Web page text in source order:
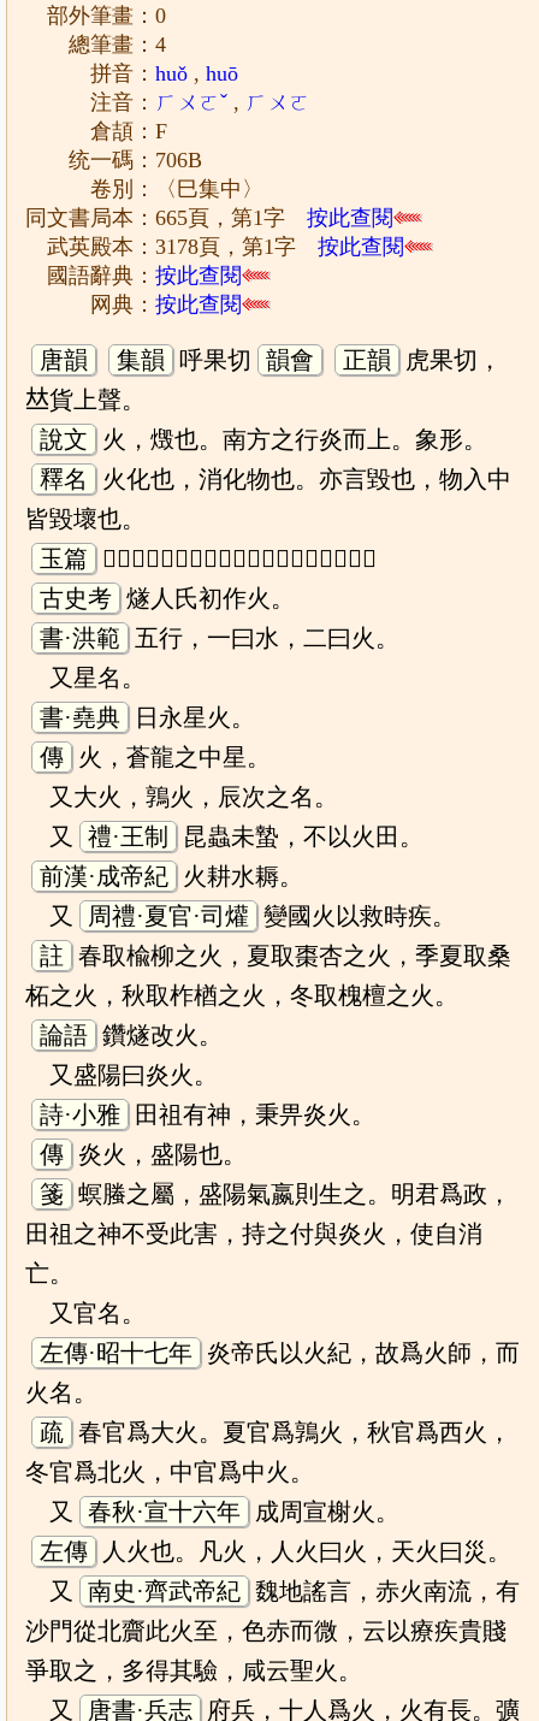
部外筆畫：0
總筆畫：4
拼音：huǒ ,huō
注音： ㄏㄨㄛˇ , ㄏㄨㄛ
倉頡：F
统一碼：706B
卷別：〈巳集中〉
同文書局本：665頁，第1字按此查閱
武英殿本：3178頁，第1字按此查閱
國語辭典：按此查閱
网典：按此查閱
唐韻 集韻 呼果切 韻會 正韻
虎果切，
𠀤貨上聲。
說文
火，燬也。南方之行炎而上。象形。
釋名
火化也，消化物也。亦言毀也，物入中
皆毀壞也。
玉篇
𤆄者，化也，隨也，陽氣用事萬物變隨也。
古史考 燧人氏初作火。
書·洪範
五行，一曰水，二曰火。
又星名。
書·堯典
日永星火。
傳
火，蒼龍之中星。
又大火，鶉火，辰次之名。
又
禮·王制
昆蟲未蟄，不以火田。
前漢·成帝紀
火耕水耨。
又
周禮·夏官·司爟 變國火以救時疾。
註 春取楡柳之火，夏取棗杏之火，季夏取桑
柘之火，秋取柞楢之火，冬取槐檀之火。
論語 鑽燧改火。
又盛陽曰炎火。
詩·小雅
田祖有神，秉畀炎火。
傳 炎火，盛陽也。
箋 螟螣之屬，盛陽氣嬴則生之。明君爲政，
田祖之神不受此害，持之付與炎火，使自消
亡。
又官名。
左傳·昭十七年 炎帝氏以火紀，故爲火師，而
火名。
疏 春官爲大火。夏官爲鶉火，秋官爲西火，
冬官爲北火，中官爲中火。
又
春秋·宣十六年
成周宣榭火。
左傳
人火也。凡火，人火曰火，天火曰災。
又
南史·齊武帝紀 魏地謠言，赤火南流，有
沙門從北齎此火至，色赤而微，云以療疾貴賤
爭取之，多得其驗，咸云聖火。
又
唐書·兵志 府兵，十人爲火，火有長。彍